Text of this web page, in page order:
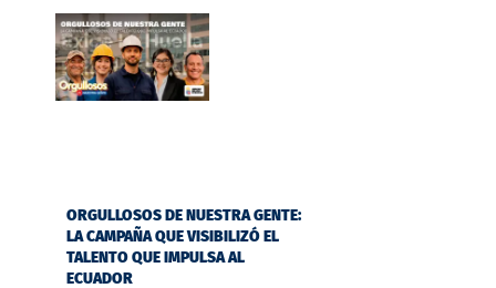
ORGULLOSOS DE NUESTRA GENTE:
LA CAMPAÑA QUE VISIBILIZÓ EL
TALENTO QUE IMPULSA AL
ECUADOR